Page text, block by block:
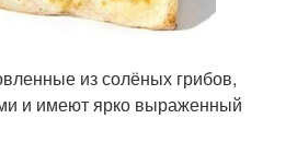
из солёных грибов,
и имеют ярко выраженный